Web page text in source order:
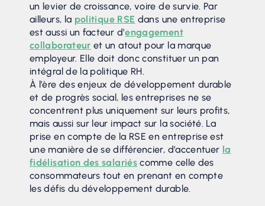
un levier de croissance, voire de survie. Par
ailleurs, la politique RSE dans une entreprise
est aussi un facteur d’engagement
collaborateur et un atout pour la marque
employeur. Elle doit donc constituer un pan
intégral de la politique RH.
À l’ère des enjeux de développement durable
et de progrès social, les entreprises ne se
concentrent plus uniquement sur leurs profits,
mais aussi sur leur impact sur la société. La
prise en compte de la RSE en entreprise est
une manière de se différencier, d’accentuer la
fidélisation des salariés comme celle des
consommateurs tout en prenant en compte
les défis du développement durable.